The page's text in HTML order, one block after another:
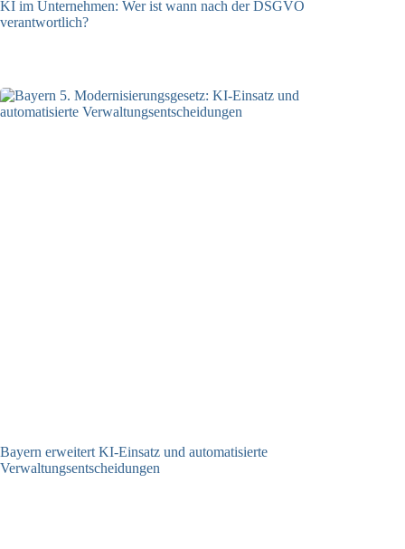
KI im Unternehmen: Wer ist wann nach der DSGVO
verantwortlich?
Bayern erweitert KI-Einsatz und automatisierte
Verwaltungsentscheidungen